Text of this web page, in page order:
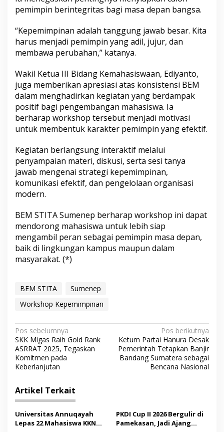
pemimpin berintegritas bagi masa depan bangsa.
“Kepemimpinan adalah tanggung jawab besar. Kita
harus menjadi pemimpin yang adil, jujur, dan
membawa perubahan,” katanya.
Wakil Ketua III Bidang Kemahasiswaan, Ediyanto,
juga memberikan apresiasi atas konsistensi BEM
dalam menghadirkan kegiatan yang berdampak
positif bagi pengembangan mahasiswa. Ia
berharap workshop tersebut menjadi motivasi
untuk membentuk karakter pemimpin yang efektif.
Kegiatan berlangsung interaktif melalui
penyampaian materi, diskusi, serta sesi tanya
jawab mengenai strategi kepemimpinan,
komunikasi efektif, dan pengelolaan organisasi
modern.
BEM STITA Sumenep berharap workshop ini dapat
mendorong mahasiswa untuk lebih siap
mengambil peran sebagai pemimpin masa depan,
baik di lingkungan kampus maupun dalam
masyarakat. (*)
BEM STITA
Sumenep
Workshop Kepemimpinan
N
a
v
i
g
a
s
Pos sebelumnya
SKK Migas Raih Gold Rank
ASRRAT 2025, Tegaskan
Komitmen pada
Keberlanjutan
Pos berikutnya
Ketum Partai Hanura Desak
Pemerintah Tetapkan Banjir
Bandang Sumatera sebagai
Bencana Nasional
Artikel Terkait
Universitas Annuqayah
Lepas 22 Mahasiswa KKN
PKDI Cup II 2026 Bergulir di
Pamekasan, Jadi Ajang